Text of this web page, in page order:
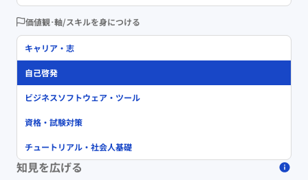
価値観･軸/スキルを身につける
キャリア・志
自己啓発
ビジネスソフトウェア・ツール
資格・試験対策
チュートリアル・社会人基礎
知見を広げる